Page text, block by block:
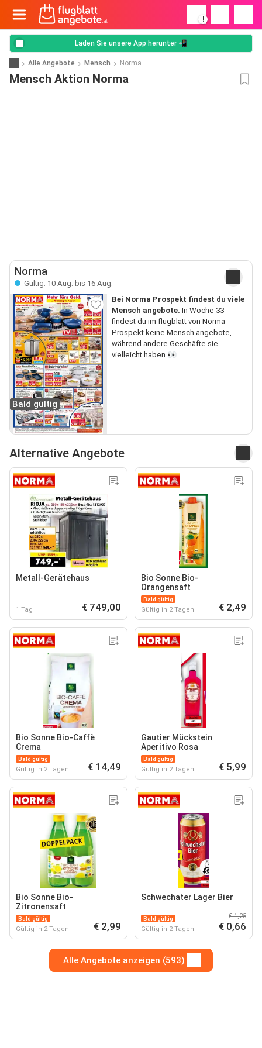
!
Laden Sie unsere App herunter 📲
Alle Angebote Mensch Norma
Mensch Aktion Norma
Norma
Gültig: 10 Aug. bis 16 Aug.
Bald gültig
Bei Norma Prospekt findest du viele
Mensch angebote. In Woche 33
findest du im flugblatt von Norma
Prospekt keine Mensch angebote,
während andere Geschäfte sie
vielleicht haben.👀
Alternative Angebote
Metall-Gerätehaus
1 Tag € 749,00
Bio Sonne Bio-
Orangensaft
Bald gültig
Gültig in 2 Tagen € 2,49
Bio Sonne Bio-Caffè
Crema
Bald gültig
Gültig in 2 Tagen € 14,49
Gautier Mückstein
Aperitivo Rosa
Bald gültig
Gültig in 2 Tagen € 5,99
Bio Sonne Bio-
Zitronensaft
Bald gültig
Gültig in 2 Tagen € 2,99
Schwechater Lager Bier
Bald gültig
Gültig in 2 Tagen
€ 1,25
€ 0,66
Alle Angebote anzeigen (593)